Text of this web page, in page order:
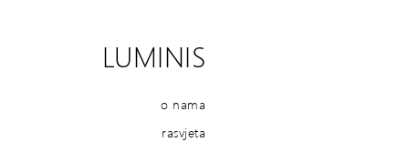
LUMINIS
o nama
rasvjeta